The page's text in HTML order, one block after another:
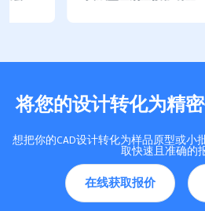
位产品的模具成本越低。
提高模具制造成本。 材…
将您的设计转化为精
想把你的CAD设计转化为样品原型或小
取快速且准确的
在线获取报价